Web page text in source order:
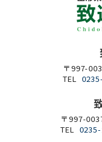
〒997-
TEL
〒997-
TEL